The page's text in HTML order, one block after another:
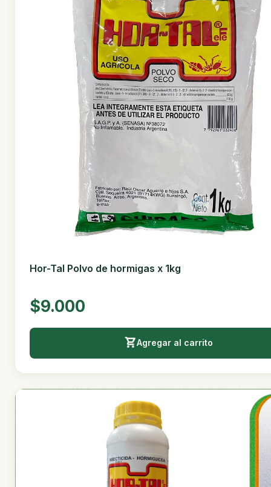
Hor-Tal Polvo de hormigas x 1kg
$9.000
Agregar al carrito